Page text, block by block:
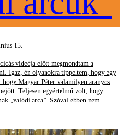
15.
videója előtt megmondtam a
Igaz, én olyanokra tippeltem, hogy egy
hogy Magyar Péter valamilyen aranyos
Teljesen egyértelmű volt, hogy
„valódi arca”. Szóval ebben nem